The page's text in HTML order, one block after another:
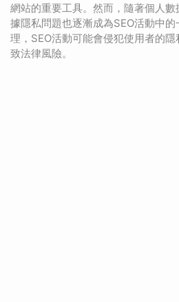
網站的重要工具。然而，隨著個人
據隱私問題也逐漸成為SEO活動中
理，SEO活動可能會侵犯使用者的
致法律風險。